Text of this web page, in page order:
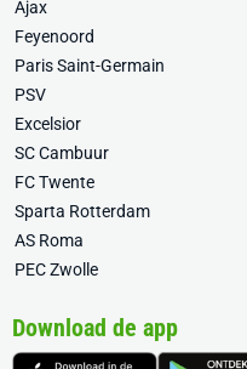
Ajax
Feyenoord
Paris Saint-Germain
PSV
Excelsior
SC Cambuur
FC Twente
Sparta Rotterdam
AS Roma
PEC Zwolle
Download de app